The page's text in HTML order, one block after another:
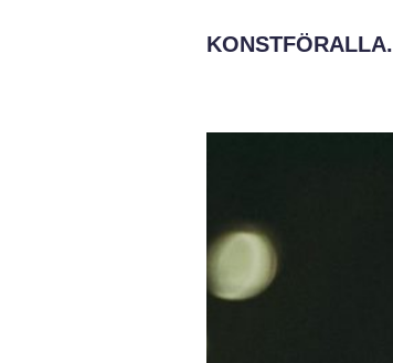
KONSTFÖRALLA.